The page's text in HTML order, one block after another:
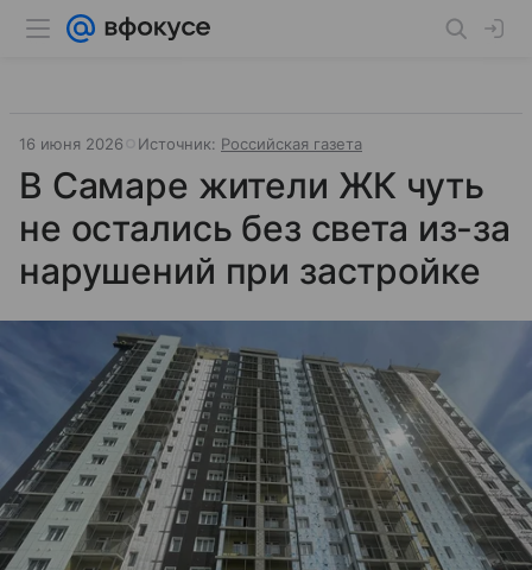
16 июня 2026 Источник: Российская газета
В Самаре жители ЖК чуть
не остались без света из-за
нарушений при застройке